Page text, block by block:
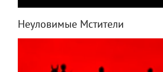
Неуловимые Мстители